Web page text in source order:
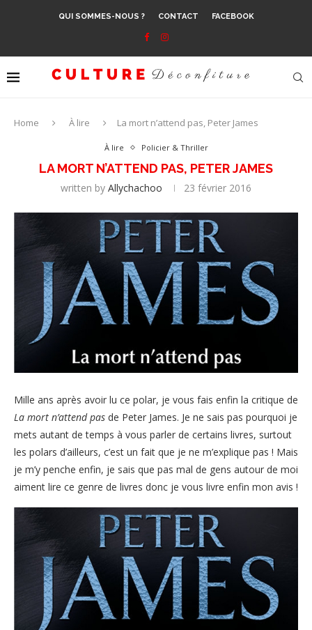
QUI SOMMES-NOUS ? CONTACT FACEBOOK
Home À lire La mort n’attend pas, Peter James
À lire Policier & Thriller
LA MORT N’ATTEND PAS, PETER JAMES
written by Allychachoo 23 février 2016
Mille ans après avoir lu ce polar, je vous fais enfin la critique de
La mort n’attend pas de Peter James. Je ne sais pas pourquoi je
mets autant de temps à vous parler de certains livres, surtout
les polars d’ailleurs, c’est un fait que je ne m’explique pas ! Mais
je m’y penche enfin, je sais que pas mal de gens autour de moi
aiment lire ce genre de livres donc je vous livre enfin mon avis !